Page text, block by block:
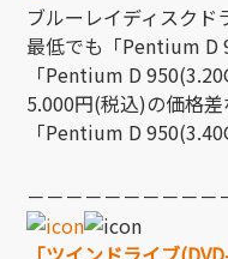
ブルーレイディスクド
最低でも「Pentium D
「Pentium D
5.000円(税込)の価格差
「Pentium D
－－－－－－－－－－